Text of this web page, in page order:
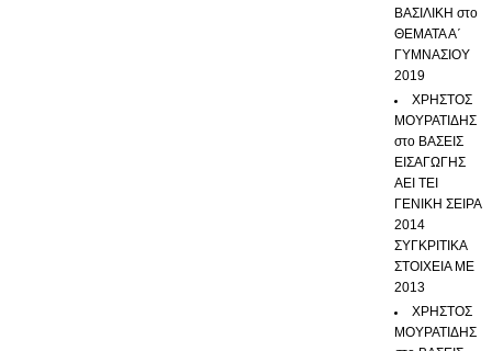
ΒΑΣΙΛΙΚΗ στο
ΘΕΜΑΤΑ Α΄
ΓΥΜΝΑΣΙΟΥ
2019
ΧΡΗΣΤΟΣ
ΜΟΥΡΑΤΙΔΗΣ
στο ΒΑΣΕΙΣ
ΕΙΣΑΓΩΓΗΣ
ΑΕΙ ΤΕΙ
ΓΕΝΙΚΗ ΣΕΙΡΑ
2014
ΣΥΓΚΡΙΤΙΚΑ
ΣΤΟΙΧΕΙΑ ΜΕ
2013
ΧΡΗΣΤΟΣ
ΜΟΥΡΑΤΙΔΗΣ